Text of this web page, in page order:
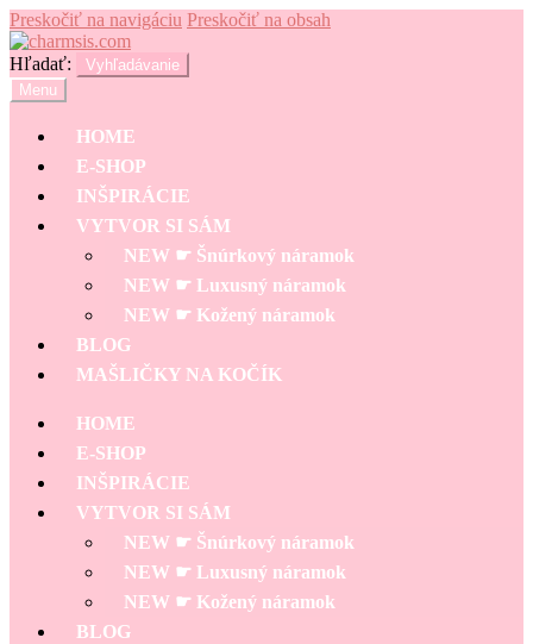
Preskočiť na navigáciu Preskočiť na obsah
Hľadať:
Vyhľadávanie
Menu
HOME
E-SHOP
INŠPIRÁCIE
VYTVOR SI SÁM
NEW ☛ Šnúrkový náramok
NEW ☛ Luxusný náramok
NEW ☛ Kožený náramok
BLOG
MAŠLIČKY NA KOČÍK
HOME
E-SHOP
INŠPIRÁCIE
VYTVOR SI SÁM
NEW ☛ Šnúrkový náramok
NEW ☛ Luxusný náramok
NEW ☛ Kožený náramok
BLOG